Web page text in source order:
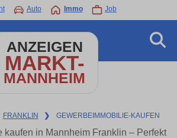
Auto Immo Job
ANZEIGEN
MARKT-
MANNHEIM
FRANKLIN ❯ GEWERBEIMMOBILIE-KAUFEN
kaufen in Mannheim Franklin – Perfekt